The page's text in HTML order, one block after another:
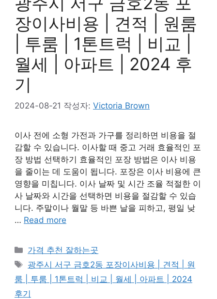
장이사비용 | 견적 | 원룸
| 투룸 | 1톤트럭 | 비교 |
월세 | 아파트 | 2024 후
기
2024-08-21 작성자: Victoria Brown
이사 전에 소형 가전과 가구를 정리하면 비용을 절
감할 수 있습니다. 이사할 때 중고 거래 효율적인 포
장 방법 선택하기 효율적인 포장 방법은 이사 비용
을 줄이는 데 도움이 됩니다. 포장은 이사 비용에 큰
영향을 미칩니다. 이사 날짜 및 시간 조율 적절한 이
사 날짜와 시간을 선택하면 비용을 절감할 수 있습
니다. 주말이나 월말 등 바쁜 날을 피하고, 평일 낮
… Read more
카
테
리
가격 추천 잘하는곳
태
그
광주시 서구 금호2동 포장이사비용 | 견적 | 원
룸 | 투룸 | 1톤트럭 | 비교 | 월세 | 아파트 | 2024
후기